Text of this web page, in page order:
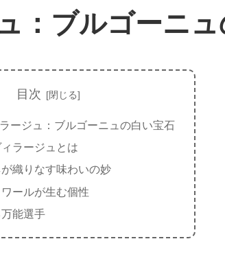
：ブルゴーニ
目次
ージュ：ブルゴーニュの白い宝石
ラージュとは
織りなす味わいの妙
ールが生む個性
能選手